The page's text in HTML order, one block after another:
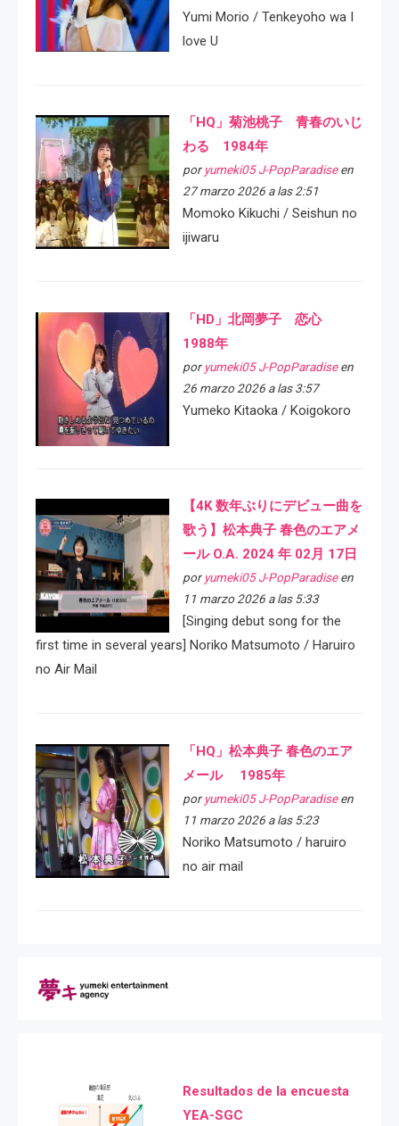
Yumi Morio / Tenkeyoho wa I
love U
「HQ」菊池桃子 青春のいじ
わる 1984年
por yumeki05 J-PopParadiseen
27 marzo 2026 a las 2:51
Momoko Kikuchi / Seishun no
ijiwaru
「HD」北岡夢子 恋心
1988年
por yumeki05 J-PopParadiseen
26 marzo 2026 a las 3:57
Yumeko Kitaoka / Koigokoro
【4K 数年ぶりにデビュー曲を
歌う】松本典子 春色のエアメ
ール O.A. 2024 年 02月 17日
por yumeki05 J-PopParadiseen
11 marzo 2026 a las 5:33
[Singing debut song for the
first time in several years] Noriko Matsumoto / Haruiro
no Air Mail
「HQ」松本典子 春色のエア
メール 1985年
por yumeki05 J-PopParadiseen
11 marzo 2026 a las 5:23
Noriko Matsumoto / haruiro
no air mail
Resultados de la encuesta
YEA-SGC